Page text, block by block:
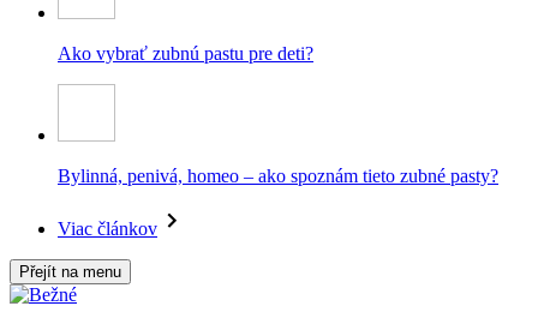
Ako vybrať zubnú pastu pre deti?
Bylinná, penivá, homeo – ako spoznám tieto zubné pasty?
Viac článkov
Přejít na menu